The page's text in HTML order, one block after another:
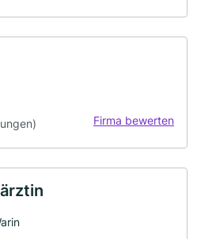
Firma bewerten